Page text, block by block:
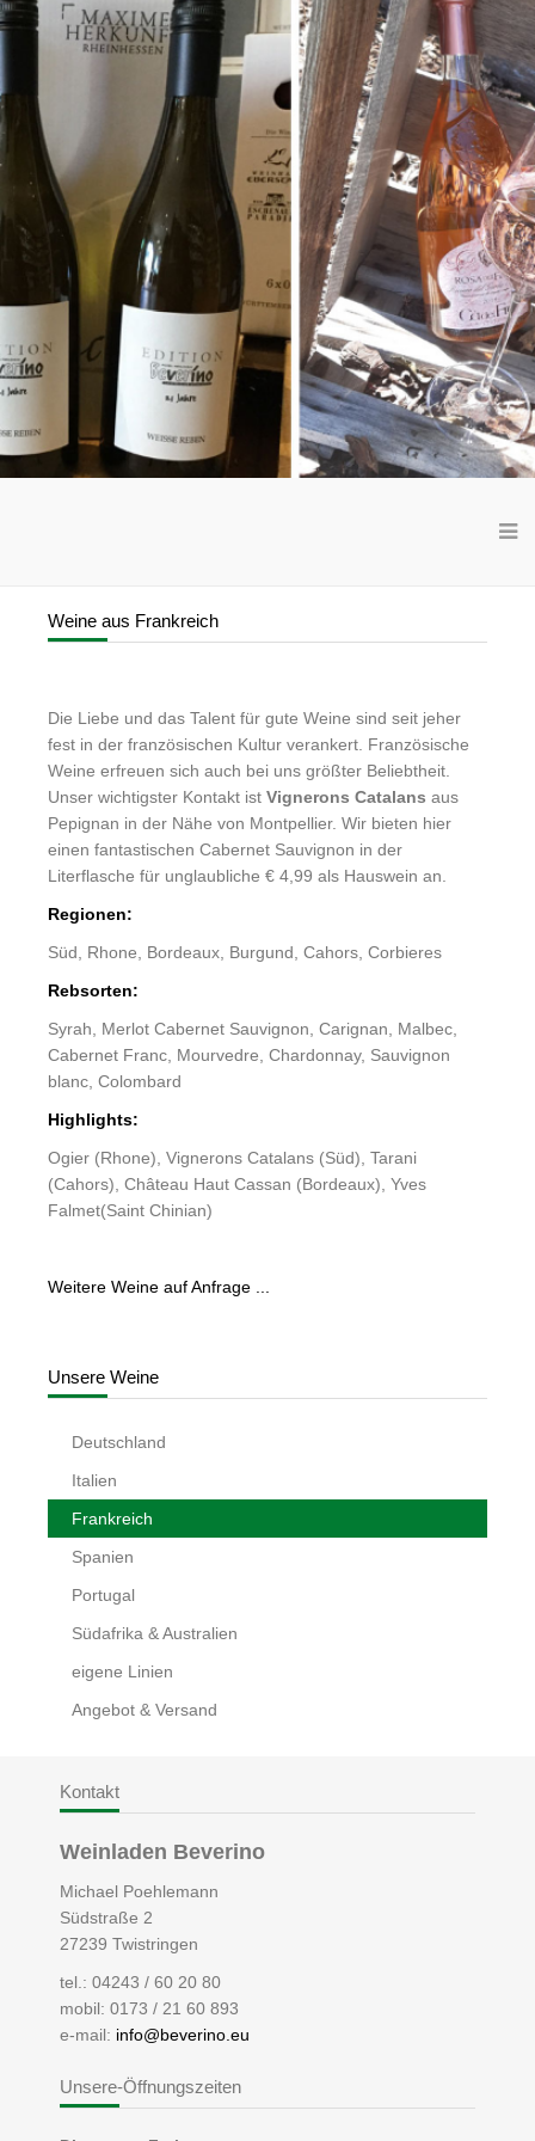
Weine aus Frankreich
Die Liebe und das Talent für gute Weine sind seit jeher
fest in der französischen Kultur verankert. Französische
Weine erfreuen sich auch bei uns größter Beliebtheit.
Unser wichtigster Kontakt ist Vignerons Catalans aus
Pepignan in der Nähe von Montpellier. Wir bieten hier
einen fantastischen Cabernet Sauvignon in der
Literflasche für unglaubliche € 4,99 als Hauswein an.
Regionen:
Süd, Rhone, Bordeaux, Burgund, Cahors, Corbieres
Rebsorten:
Syrah, Merlot Cabernet Sauvignon, Carignan, Malbec,
Cabernet Franc, Mourvedre, Chardonnay, Sauvignon
blanc, Colombard
Highlights:
Ogier (Rhone), Vignerons Catalans (Süd), Tarani
(Cahors), Château Haut Cassan (Bordeaux), Yves
Falmet(Saint Chinian)
Weitere Weine auf Anfrage ...
Unsere Weine
Deutschland
Italien
Frankreich
Spanien
Portugal
Südafrika & Australien
eigene Linien
Angebot & Versand
Kontakt
Weinladen Beverino
Michael Poehlemann
Südstraße 2
27239 Twistringen
tel.: 04243 / 60 20 80
mobil: 0173 / 21 60 893
e-mail: info@beverino.eu
Unsere-Öffnungszeiten